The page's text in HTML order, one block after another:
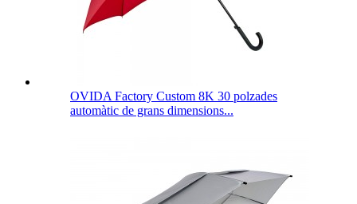
OVIDA Factory Custom 8K 30 polzades
automàtic de grans dimensions...